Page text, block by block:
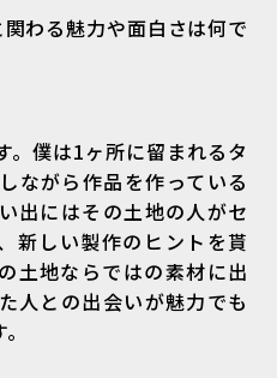
わる魅力や面白さは何で
僕は1ヶ所に留まれるタ
ながら作品を作っている
出にはその土地の人がセ
新しい製作のヒントを貰
土地ならではの素材に出
人との出会いが魅力でも